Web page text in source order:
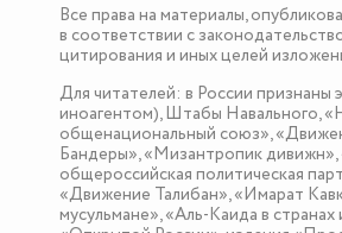
Все права на материалы,
в соответствии с
цитирования и иных целей
Для читателей: в России
иноагентом), Штабы Навального,
общенациональный союз»,
Бандеры», «Мизантропик
общероссийская политическая
«Движение Талибан», «Имарат
мусульмане», «Аль-Каида в